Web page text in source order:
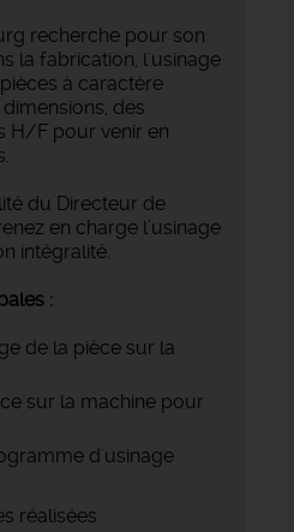
recherche pour son
la fabrication, l'usinage
à caractère
des
H/F pour venir en
du Directeur de
en charge l’usinage
intégralité.
:
de la pièce sur la
sur la machine pour
d'usinage
réalisées